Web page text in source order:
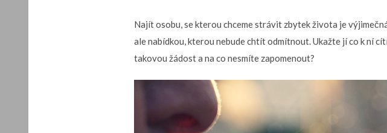
Najít osobu, se kterou chceme strávit zbytek života je
ale nabídkou, kterou nebude chtít odmítnout. Ukažte jí co k ní
takovou žádost a na co nesmíte zapomenout?